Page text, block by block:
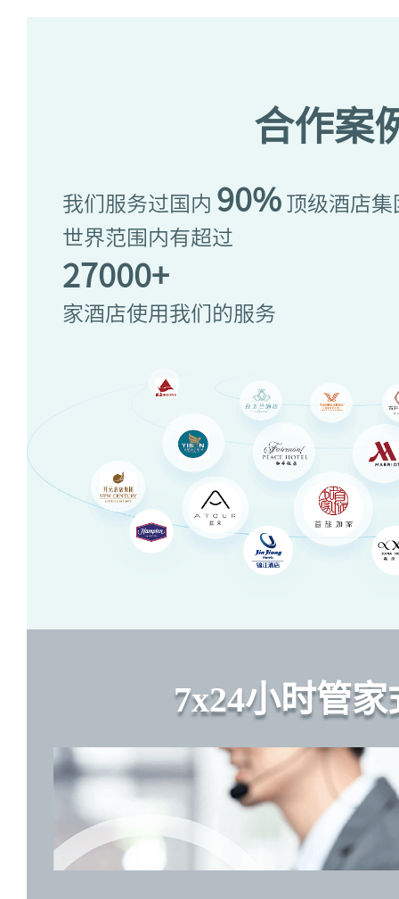
合作案
我们服务过国内 90% 顶级酒店集
世界范围内有超过
27000+
家酒店使用我们的服务
7x24小时管